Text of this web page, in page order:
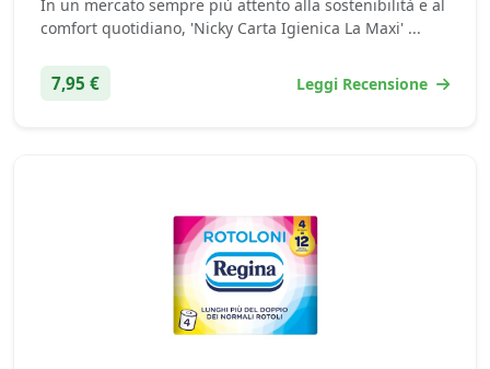
In un mercato sempre più attento alla sostenibilità e al
comfort quotidiano, 'Nicky Carta Igienica La Maxi' ...
7,95 € Leggi Recensione